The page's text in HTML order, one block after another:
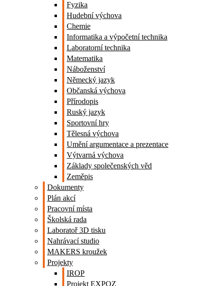
Fyzika
Hudební výchova
Chemie
Informatika a výpočetní technika
Laboratorní technika
Matematika
Náboženství
Německý jazyk
Občanská výchova
Přírodopis
Ruský jazyk
Sportovní hry
Tělesná výchova
Umění argumentace a prezentace
Výtvarná výchova
Základy společenských věd
Zeměpis
Dokumenty
Plán akcí
Pracovní místa
Školská rada
Laboratoř 3D tisku
Nahrávací studio
MAKERS kroužek
Projekty
IROP
Projekt EXPOZ